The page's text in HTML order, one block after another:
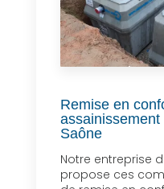
Remise en
Saône
Notre entreprise
propose ces